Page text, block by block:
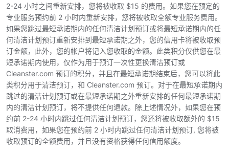
2-24 小时之间重新安排，您将被收取 $15 的费用。如果您在预定的
专业服务预约前 2 小时内重新安排，您将被收取全额专业服务费用。
如果您跳过最短承诺期内的任何清洁计划预订或将最短承诺期内的任
何清洁计划预订重新安排到最短承诺期之外，您的信用卡将被收取预
订金额，此外，您的帐户将记入您收取的金额。此类积分仅供您在最
短承诺期内使用，仅作为用于预订一次性更换清洁预订或
Cleanster.com 预订的积分，并且在最短承诺期结束后，您可以将此
类积分用于清洁预订，和 Cleanster.com 预订。对于在最短承诺期内
跳过的清洁计划预订或在最短承诺期之外重新安排的任何最短承诺期
内的清洁计划预订，将不提供任何退款。除上述情况外，如果您在预
约前 2-24 小时内跳过任何清洁计划预订，您还将被收取额外的 $15
取消费用，如果您在预约前 2 小时内跳过任何清洁计划预订, 您将被
收取预订的全额费用，并且没有资格获得任何信用额度。